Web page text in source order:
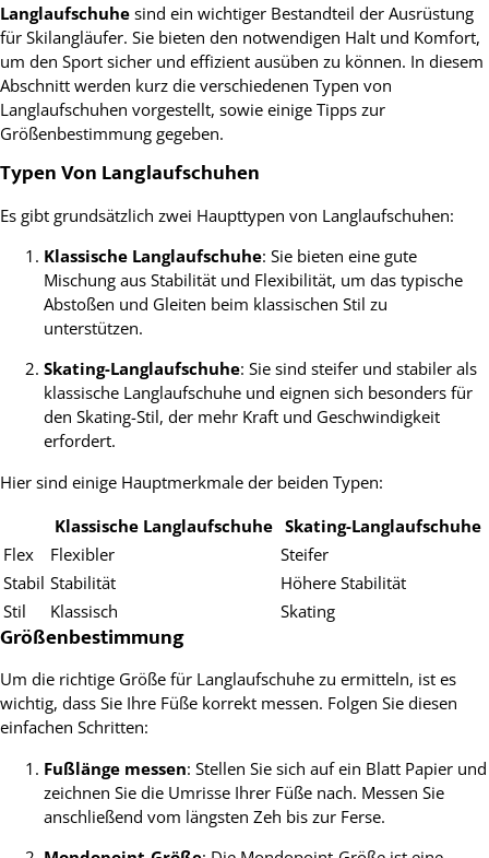
Langlaufschuhe sind ein wichtiger Bestandteil der Ausrüstung
für Skilangläufer. Sie bieten den notwendigen Halt und Komfort,
um den Sport sicher und effizient ausüben zu können. In diesem
Abschnitt werden kurz die verschiedenen Typen von
Langlaufschuhen vorgestellt, sowie einige Tipps zur
Größenbestimmung gegeben.
Typen Von Langlaufschuhen
Es gibt grundsätzlich zwei Haupttypen von Langlaufschuhen:
Klassische Langlaufschuhe: Sie bieten eine gute
Mischung aus Stabilität und Flexibilität, um das typische
Abstoßen und Gleiten beim klassischen Stil zu
unterstützen.
Skating-Langlaufschuhe: Sie sind steifer und stabiler als
klassische Langlaufschuhe und eignen sich besonders für
den Skating-Stil, der mehr Kraft und Geschwindigkeit
erfordert.
Hier sind einige Hauptmerkmale der beiden Typen:
Klassische Langlaufschuhe Skating-Langlaufschuhe
Flex
Flexibler
Steifer
Stabil Stabilität
Höhere Stabilität
Stil
Klassisch Skating
Größenbestimmung
Um die richtige Größe für Langlaufschuhe zu ermitteln, ist es
wichtig, dass Sie Ihre Füße korrekt messen. Folgen Sie diesen
einfachen Schritten:
Fußlänge messen: Stellen Sie sich auf ein Blatt Papier und
zeichnen Sie die Umrisse Ihrer Füße nach. Messen Sie
anschließend vom längsten Zeh bis zur Ferse.